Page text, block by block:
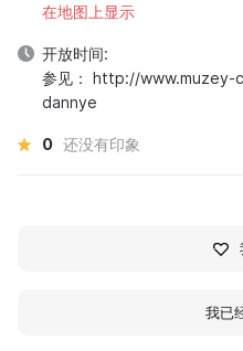
在地图上显示
开放时间:
参见： http://
dannye
0 还没有印象
我已